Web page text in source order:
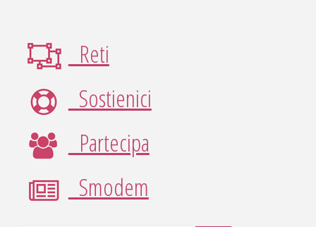
Reti
Sostienici
Partecipa
Smodem